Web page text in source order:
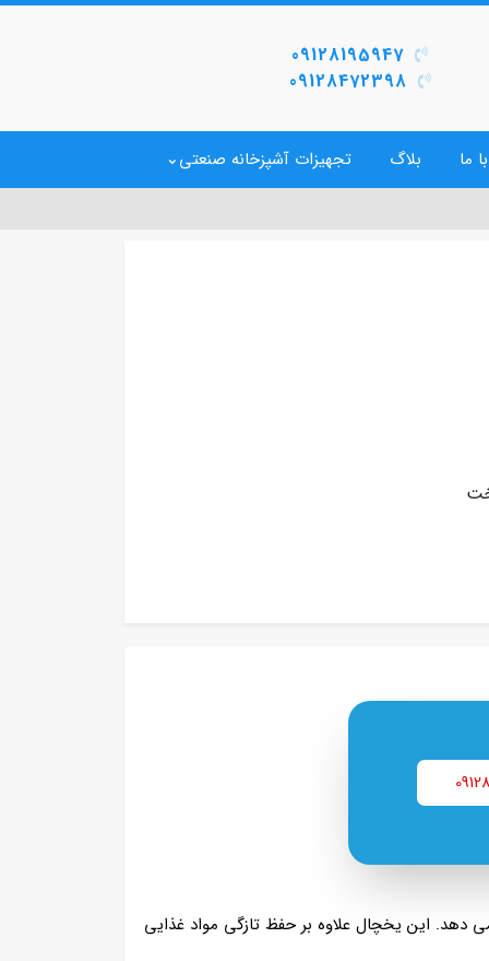
09128195947
09128472398
ما بلاگ تجهیزات آشپزخانه صنعتی
دهد. این یخچال علاوه بر حفظ تازگی مواد غذایی